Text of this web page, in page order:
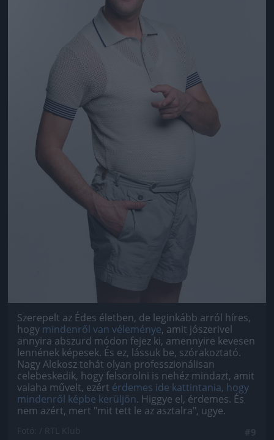
Szerepelt az Édes életben, de leginkább arról híres,
hogy mindenről van véleménye, amit jószerivel
annyira abszurd módon fejez ki, amennyire kevesen
lennének képesek. És ez, lássuk be, szórakoztató.
Nagy Alekosz tehát olyan professzionálisan
celebeskedik, hogy felsorolni is nehéz mindazt, amit
valaha művelt, ezért érdemes ide kattintania, hogy
mindenről képbe kerüljön. Higgye el, érdemes. És
nem azért, mert "mit tett le az asztalra", ugye.